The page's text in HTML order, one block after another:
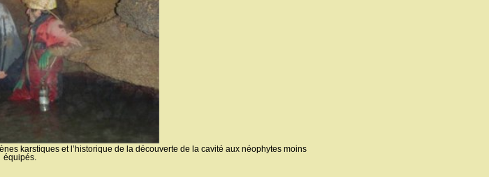
karstiques et l’historique de la découverte de la cavité aux néophytes moins
équipés.